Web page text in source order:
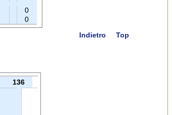
0
0
Indietro
Top
136